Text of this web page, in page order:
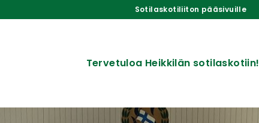
Sotilaskotiliiton pääsivuille
Tervetuloa Heikkilän sotilaskotiin!